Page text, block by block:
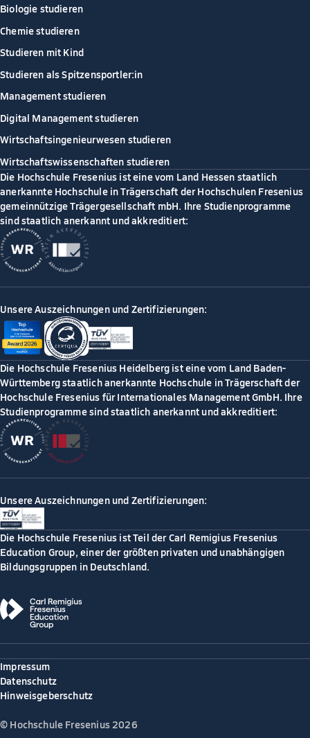
Biologie studieren
Chemie studieren
Studieren mit Kind
Studieren als Spitzensportler:in
Management studieren
Digital Management studieren
Wirtschaftsingenieurwesen studieren
Wirtschaftswissenschaften studieren
Die Hochschule Fresenius ist eine vom Land Hessen staatlich
anerkannte Hochschule in Trägerschaft der Hochschulen Fresenius
gemeinnützige Trägergesellschaft mbH. Ihre Studienprogramme
sind staatlich anerkannt und akkreditiert:
Unsere Auszeichnungen und Zertifizierungen:
Die Hochschule Fresenius Heidelberg ist eine vom Land Baden-
Württemberg staatlich anerkannte Hochschule in Trägerschaft der
Hochschule Fresenius für Internationales Management GmbH. Ihre
Studienprogramme sind staatlich anerkannt und akkreditiert:
Unsere Auszeichnungen und Zertifizierungen:
Die Hochschule Fresenius ist Teil der Carl Remigius Fresenius
Education Group, einer der größten privaten und unabhängigen
Bildungsgruppen in Deutschland.
Impressum
Datenschutz
Hinweisgeberschutz
© Hochschule Fresenius 2026